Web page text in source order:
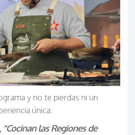
y no te pierdas ni un
única:
“Cocinan las Regiones de